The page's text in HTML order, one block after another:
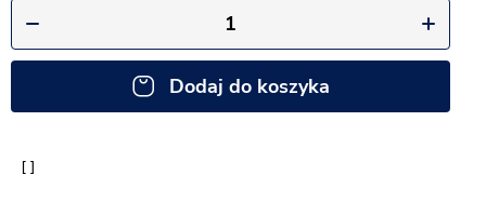
Dodaj do koszyka